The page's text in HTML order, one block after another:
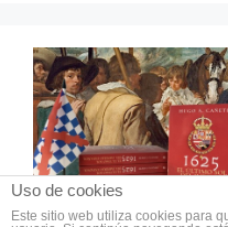
Uso de cookies
Este sitio web utiliza cookies para